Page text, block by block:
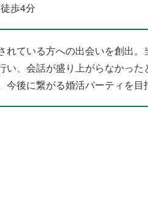
歩4分
ている方への出会いを創出。
、会話が盛り上がらなかった
後に繋がる婚活パーティを目